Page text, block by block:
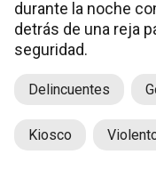
durante la noche
detrás de una reja
seguridad.
Delincuentes
Kiosco